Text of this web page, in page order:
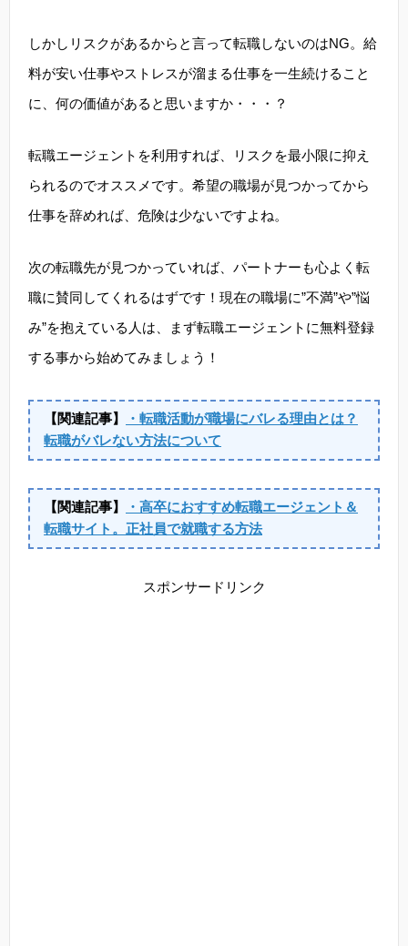
しかしリスクがあるからと言って転職しないのはNG。給
料が安い仕事やストレスが溜まる仕事を一生続けること
に、何の価値があると思いますか・・・？
転職エージェントを利用すれば、リスクを最小限に抑え
られるのでオススメです。希望の職場が見つかってから
仕事を辞めれば、危険は少ないですよね。
次の転職先が見つかっていれば、パートナーも心よく転
職に賛同してくれるはずです！現在の職場に”不満”や”悩
み”を抱えている人は、まず転職エージェントに無料登録
する事から始めてみましょう！
【関連記事】
・転職活動が職場にバレる理由とは？
転職がバレない方法について
【関連記事】
・高卒におすすめ転職エージェント＆
転職サイト。正社員で就職する方法
スポンサードリンク